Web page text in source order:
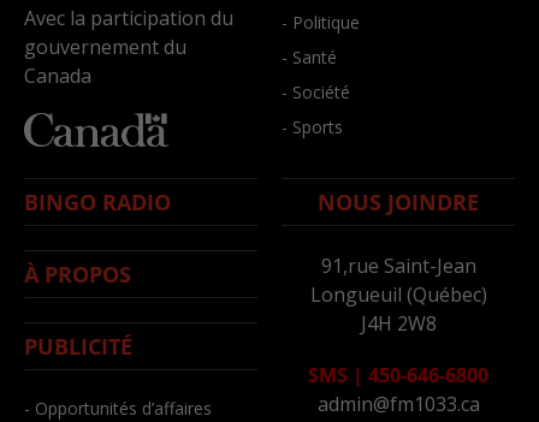
Avec la participation du
gouvernement du
Canada
- Politique
- Santé
- Société
- Sports
BINGO RADIO
À PROPOS
PUBLICITÉ
- Opportunités d’affaires
NOUS JOINDRE
91,rue Saint-Jean
Longueuil (Québec)
J4H 2W8
SMS | 450-646-6800
admin@fm1033.ca